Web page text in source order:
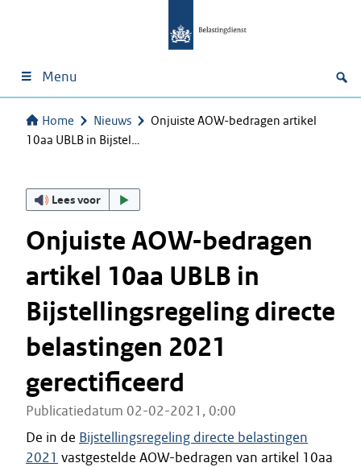
Menu
Home Nieuws
Onjuiste AOW-bedragen artikel
10aa UBLB in Bijstel…
Lees voor
Onjuiste AOW-bedragen
artikel 10aa UBLB in
Bijstellingsregeling directe
belastingen 2021
gerectificeerd
Publicatiedatum 02-02-2021, 0:00
De in de Bijstellingsregeling directe belastingen
2021 vastgestelde AOW-bedragen van artikel 10aa